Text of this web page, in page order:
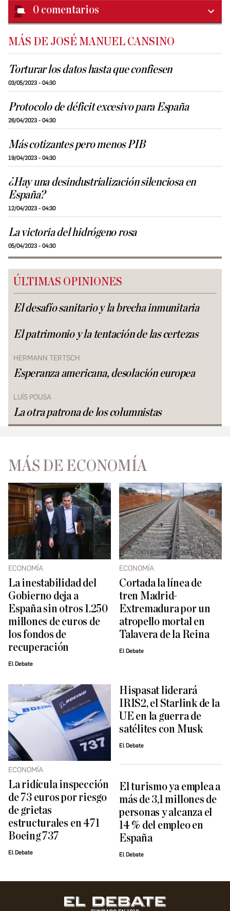
0 comentarios
MÁS DE JOSÉ MANUEL CANSINO
Torturar los datos hasta que confiesen
03/05/2023 - 04:30
Protocolo de déficit excesivo para España
26/04/2023 - 04:30
Más cotizantes pero menos PIB
19/04/2023 - 04:30
¿Hay una desindustrialización silenciosa en
España?
12/04/2023 - 04:30
La victoria del hidrógeno rosa
05/04/2023 - 04:30
ÚLTIMAS OPINIONES
El desafío sanitario y la brecha inmunitaria
El patrimonio y la tentación de las certezas
HERMANN TERTSCH
Esperanza americana, desolación europea
LUÍS POUSA
La otra patrona de los columnistas
MÁS DE ECONOMÍA
ECONOMÍA
La inestabilidad del
Gobierno deja a
España sin otros 1.250
millones de euros de
los fondos de
recuperación
El Debate
ECONOMÍA
Cortada la línea de
tren Madrid-
Extremadura por un
atropello mortal en
Talavera de la Reina
El Debate
ECONOMÍA
La ridícula inspección
de 73 euros por riesgo
de grietas
estructurales en 471
Boeing 737
El Debate
Hispasat liderará
IRIS2, el Starlink de la
UE en la guerra de
satélites con Musk
El Debate
El turismo ya emplea a
más de 3,1 millones de
personas y alcanza el
14 % del empleo en
España
El Debate